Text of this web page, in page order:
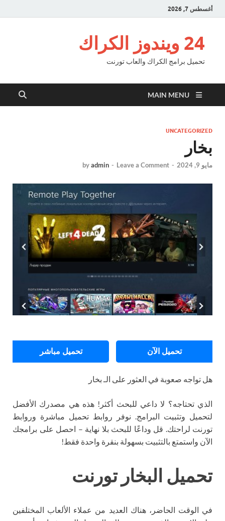
أغسطس 7, 2026
24 ويندوز الكراك
تحميل برامج الكراك والعاب تورنت
MAIN MENU
UNCATEGORIZED
بخار
مايو 9, 2024 -
byadmin - Leave a Comment
تحميل الآن تحميل مباشر
هل تواجه صعوبة في العثور على الـ بخار
الذي تحتاجه؟ لا داعي للبحث أكثر! هذه هي مصدرك الأفضل
لتحميل وتثبيت البرامج. نوفر روابط تحميل مباشرة وروابط
تورنت لراحتك. قل وداعًا للبحث بلا نهاية – احصل على برامجك
الآن واستمتع بالتثبيت بسهولة بنقرة واحدة فقط!
تحميل البخار تورنت
في الوقت الحاضر، هناك العديد من عملاء الألعاب المختلفين